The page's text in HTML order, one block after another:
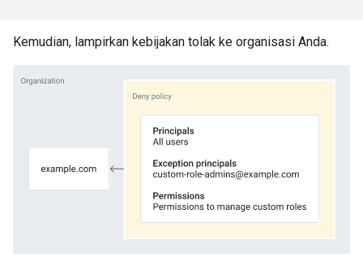
Kemudian, lampirkan kebijakan tolak ke organisasi Anda.